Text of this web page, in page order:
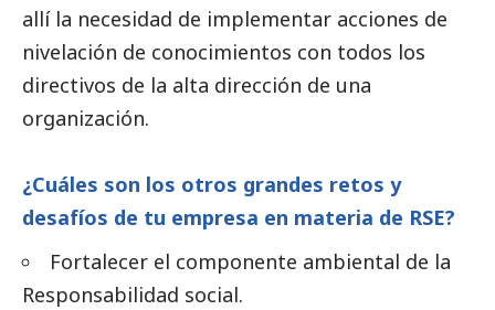
allí la necesidad de implementar acciones de
nivelación de conocimientos con todos los
directivos de la alta dirección de una
organización.
¿Cuáles son los otros grandes retos y
desafíos de tu empresa en materia de RSE?
Fortalecer el componente ambiental de la
Responsabilidad social.